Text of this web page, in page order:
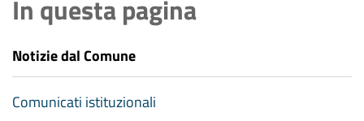
In questa pagina
Notizie dal Comune
Comunicati istituzionali